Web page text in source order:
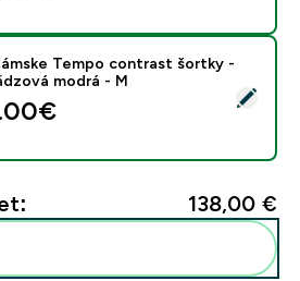
- MP dámske Tempo contrast
Tempo contrast šortky -
modrá - M
138,00 €‎